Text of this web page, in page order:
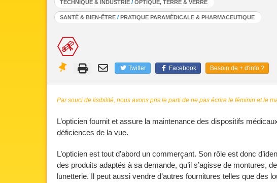
TECHNIQUE & INDUSTRIE / OPTIQUE, TERRE & VERRE
SANTÉ & BIEN-ÊTRE / PRATIQUE PARAMÉDICALE & PHARMACEUTIQUE
Twitter Facebook Besoin de + d'info ?
Par souci de lisibilité, nous avons pris le parti de ne pas écrire le féminin et le
L’opticien fournit et assure la maintenance des dispositifs
déficiences de la vue.
L’opticien est tout d’abord un commerçant. Son rôle est donc
des produits adaptés à sa demande, qu’il s’agisse de montures,
lunetterie. Il peut aussi vendre d’autres fournitures telles que des